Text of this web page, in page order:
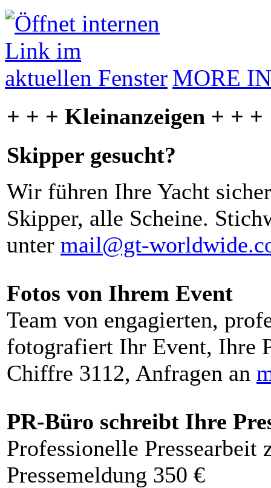
MORE
+ + + Kleinanzeigen + + +
Skipper gesucht?
Wir führen Ihre Yacht
Skipper, alle Scheine.
unter mail@gt-
Fotos von Ihrem Event
Team von engagierten,
fotografiert Ihr Event, Ihre
Chiffre 3112, Anfragen an
PR-Büro schreibt Ihre
Professionelle Pressearbeit
Pressemeldung 350 €